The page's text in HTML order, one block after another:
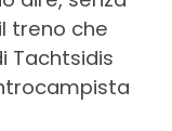
treno che
Tachtsidis